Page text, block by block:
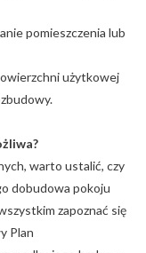
pomieszczenia lub
użytkowej
warto ustalić, czy
dobudowa pokoju
zapoznać się
Plan